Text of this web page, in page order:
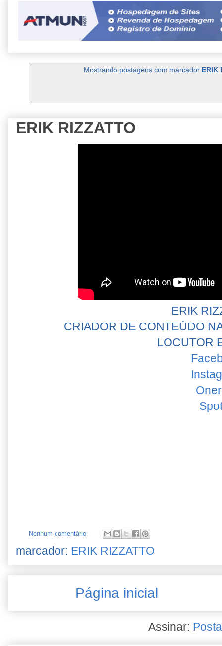
Mostrando postagens com marcador ERIK
ERIK RIZZATTO
ERIK
CRIADOR DE CONTEÚDO
LOCUTOR
Nenhum comentário:
marcador: ERIK RIZZATTO
Página inicial
Assinar: